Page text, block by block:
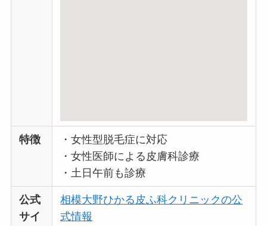
特徴
・女性型脱毛症に対応
・女性医師による皮膚科診療
・土日午前も診療
公式
サイ
相模大野ひかる皮ふ科クリニックの公
式情報